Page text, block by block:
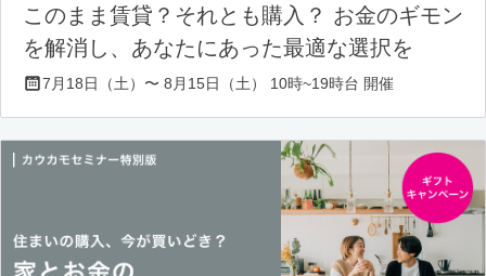
このまま賃貸？それとも購入？ お金のギモン
を解消し、あなたにあった最適な選択を
7月18日（土）〜 8月15日（土） 10時~19時台 開催